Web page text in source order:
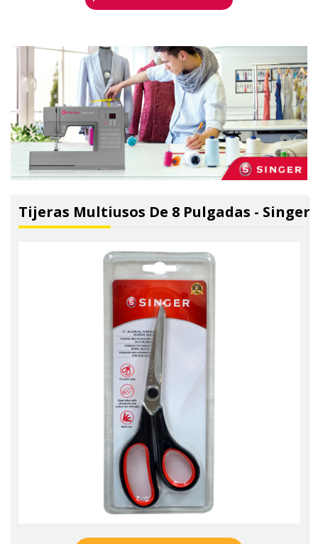
Tijeras Multiusos De 8 Pulgadas - Singer